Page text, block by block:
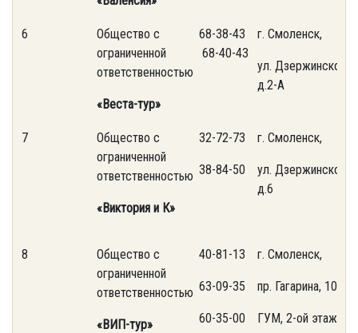
6
Общество с
ограниченной
ответственностью
«Веста-тур»
68-38-43
68-40-43
г. Смоленск,
ул. Дзержинского,
д.2-А
7
Общество с
ограниченной
ответственностью
«Виктория и К»
32-72-73
38-84-50
г. Смоленск,
ул. Дзержинского,
д.6
8
Общество с
ограниченной
ответственностью
«ВИП-тур»
40-81-13
63-09-35
60-35-00
г. Смоленск,
пр. Гагарина, 10/2
ГУМ, 2-ой этаж